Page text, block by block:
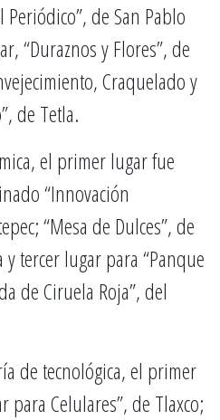
de San Pablo
“Duraznos y Flores”, de
Craquelado y
de Tetla.
el primer lugar fue
“Innovación
“Mesa de Dulces”, de
tercer lugar para “Panque
de Ciruela Roja”, del
de tecnológica, el primer
para Celulares”, de Tlaxco;